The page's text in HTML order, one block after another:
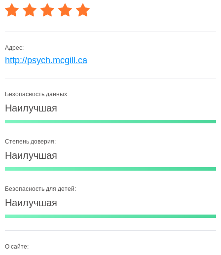
Адрес:
http://psych.mcgill.ca
Безопасность данных:
Наилучшая
Степень доверия:
Наилучшая
Безопасность для детей:
Наилучшая
О сайте: